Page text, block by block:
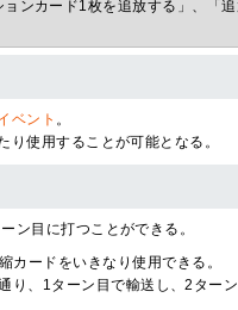
ンカード1枚を追放する」、「
ベント 。
使用することが可能となる。
ン目に打つことができる。
カードをいきなり使用できる。
、1ターン目で輸送し、2ター